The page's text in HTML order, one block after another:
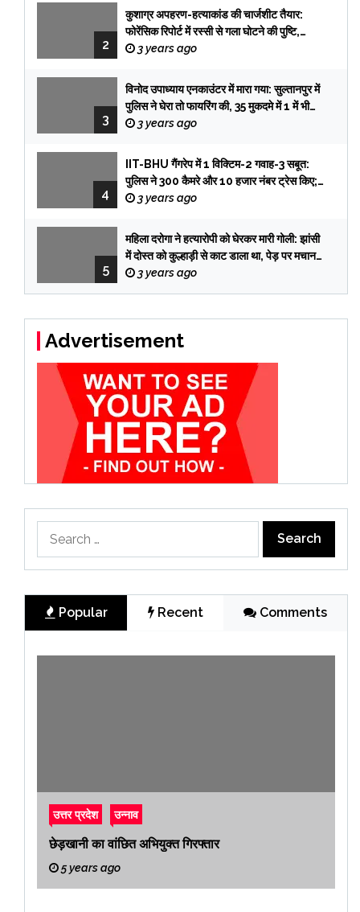
2
कुशाग्र अपहरण-हत्याकांड की चार्जशीट तैयार:
फोरेंसिक रिपोर्ट में रस्सी से गला घोटने की पुष्टि,
फिरौती के लेटर की हैंडराइटिंग प्रभात की, सिक्योरिटी
3 years ago
3
विनोद उपाध्याय एनकाउंटर में मारा गया: सुल्तानपुर में
पुलिस ने घेरा तो फायरिंग की, 35 मुकदमे में 1 में भी
सजा नहीं हुई
3 years ago
4
IIT-BHU गैंगरेप में 1 विक्टिम-2 गवाह-3 सबूत:
पुलिस ने 300 कैमरे और 10 हजार नंबर ट्रेस किए;
तब पकड़े गए तीनों आरोपी
3 years ago
5
महिला दरोगा ने हत्यारोपी को घेरकर मारी गोली: झांसी
में दोस्त को कुल्हाड़ी से काट डाला था, पेड़ पर मचान
बनाकर 12 दिन छुपा रहा
3 years ago
Advertisement
for:
Popular Recent Comments
उत्तर प्रदेश उन्नाव
छेड़खानी का वांछित अभियुक्त गिरफ्तार
5 years ago